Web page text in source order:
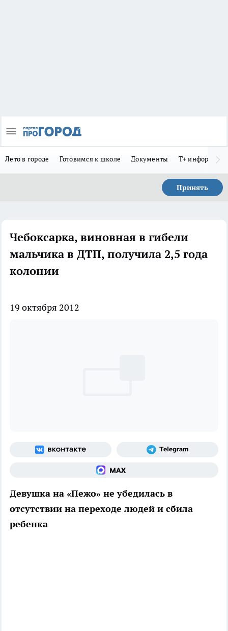
Лето в городе Готовимся к школе Документы Т+
Принять
Чебоксарка, виновная в гибели
мальчика в ДТП, получила 2,5 года
колонии
19 октября 2012
Девушка на «Пежо» не убедилась в
отсутствии на переходе людей и сбила
ребенка